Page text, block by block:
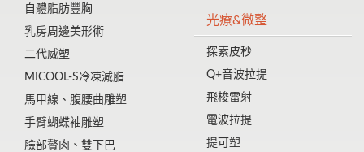
自體脂肪豐胸
乳房周邊美形術
二代威塑
MICOOL-S冷凍減脂
馬甲線、腹腰曲雕塑
手臂蝴蝶袖雕塑
臉部贅肉、雙下巴
光療&微整
探索皮秒
Q+音波拉提
飛梭雷射
電波拉提
提可塑